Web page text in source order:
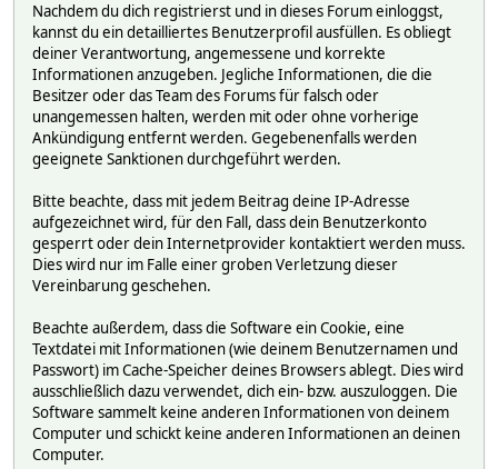
Nachdem du dich registrierst und in dieses Forum einloggst,
kannst du ein detailliertes Benutzerprofil ausfüllen. Es obliegt
deiner Verantwortung, angemessene und korrekte
Informationen anzugeben. Jegliche Informationen, die die
Besitzer oder das Team des Forums für falsch oder
unangemessen halten, werden mit oder ohne vorherige
Ankündigung entfernt werden. Gegebenenfalls werden
geeignete Sanktionen durchgeführt werden.
Bitte beachte, dass mit jedem Beitrag deine IP-Adresse
aufgezeichnet wird, für den Fall, dass dein Benutzerkonto
gesperrt oder dein Internetprovider kontaktiert werden muss.
Dies wird nur im Falle einer groben Verletzung dieser
Vereinbarung geschehen.
Beachte außerdem, dass die Software ein Cookie, eine
Textdatei mit Informationen (wie deinem Benutzernamen und
Passwort) im Cache-Speicher deines Browsers ablegt. Dies wird
ausschließlich dazu verwendet, dich ein- bzw. auszuloggen. Die
Software sammelt keine anderen Informationen von deinem
Computer und schickt keine anderen Informationen an deinen
Computer.